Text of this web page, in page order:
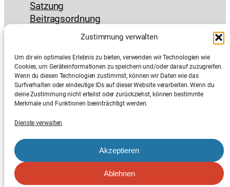
Zustimmung verwalten
Um dir ein optimales Erlebnis zu bieten, verwenden wir Technologien wie
Cookies, um Geräteinformationen zu speichern und/oder darauf zuzugreifen.
Wenn du diesen Technologien zustimmst, können wir Daten wie das
Surfverhalten oder eindeutige IDs auf dieser Website verarbeiten. Wenn du
deine Zustimmung nicht erteilst oder zurückziehst, können bestimmte
Merkmale und Funktionen beeinträchtigt werden.
Dienste verwalten
Akzeptieren
Ablehnen
Satzung
Beitragsordnung
Jobs
Interner Bereich
E-MailInstagram